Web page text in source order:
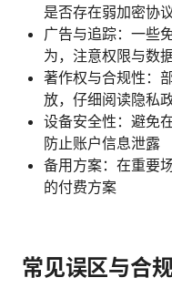
是否存在弱加密协
广告与追踪：一些
为，注意权限与数
著作权与合规性：
放，仔细阅读隐私
设备安全性：避免
防止账户信息泄露
备用方案：在重要
的付费方案
常见误区与合